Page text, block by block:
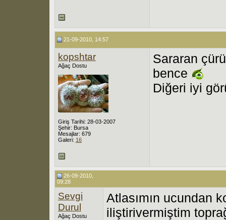
21-09-2010, 14:57
kopshtar
Ağaç Dostu
Giriş Tarihi: 28-03-2007
Şehir: Bursa
Mesajlar: 679
Galeri: 16
Sararan
bence
Diğeri iyi
26-09-2010,
09:28
Sevgi
Durul
Ağaç Dostu
Atlasımın ucundan
iliştirivermiştim